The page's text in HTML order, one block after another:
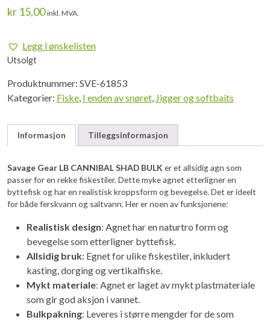
kr 15,00 inkl. MVA.
Legg i ønskelisten
Utsolgt
Produktnummer: SVE-61853
Kategorier: Fiske, I enden av snøret, Jigger og softbaits
Informasjon Tilleggsinformasjon
Savage Gear LB CANNIBAL SHAD BULK er et allsidig agn som
passer for en rekke fiskestiler. Dette myke agnet etterligner en
byttefisk og har en realistisk kroppsform og bevegelse. Det er ideelt
for både ferskvann og saltvann. Her er noen av funksjonene:
Realistisk design: Agnet har en naturtro form og
bevegelse som etterligner byttefisk.
Allsidig bruk: Egnet for ulike fiskestiler, inkludert
kasting, dorging og vertikalfiske.
Mykt materiale: Agnet er laget av mykt plastmateriale
som gir god aksjon i vannet.
Bulkpakning: Leveres i større mengder for de som